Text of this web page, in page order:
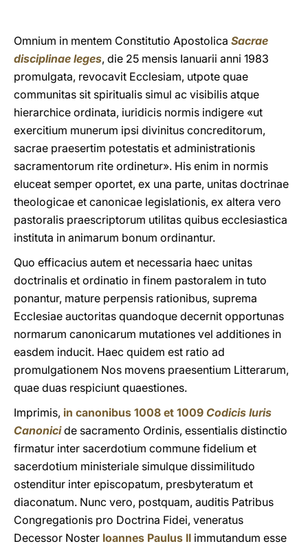
Omnium in mentem Constitutio Apostolica Sacrae
disciplinae leges, die 25 mensis Ianuarii anni 1983
promulgata, revocavit Ecclesiam, utpote quae
communitas sit spiritualis simul ac visibilis atque
hierarchice ordinata, iuridicis normis indigere «ut
exercitium munerum ipsi divinitus concreditorum,
sacrae praesertim potestatis et administrationis
sacramentorum rite ordinetur». His enim in normis
eluceat semper oportet, ex una parte, unitas doctrinae
theologicae et canonicae legislationis, ex altera vero
pastoralis praescriptorum utilitas quibus ecclesiastica
instituta in animarum bonum ordinantur.
Quo efficacius autem et necessaria haec unitas
doctrinalis et ordinatio in finem pastoralem in tuto
ponantur, mature perpensis rationibus, suprema
Ecclesiae auctoritas quandoque decernit opportunas
normarum canonicarum mutationes vel additiones in
easdem inducit. Haec quidem est ratio ad
promulgationem Nos movens praesentium Litterarum,
quae duas respiciunt quaestiones.
Imprimis, in canonibus 1008 et 1009 Codicis Iuris
Canonicide sacramento Ordinis, essentialis distinctio
firmatur inter sacerdotium commune fidelium et
sacerdotium ministeriale simulque dissimilitudo
ostenditur inter episcopatum, presbyteratum et
diaconatum. Nunc vero, postquam, auditis Patribus
Congregationis pro Doctrina Fidei, veneratus
Decessor Noster Ioannes Paulus II immutandum esse